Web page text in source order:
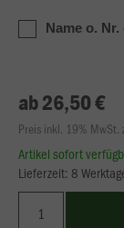
Name o.
ab 26,50 €
Preis inkl. 19% MwSt.
Artikel sofort
Lieferzeit: 8